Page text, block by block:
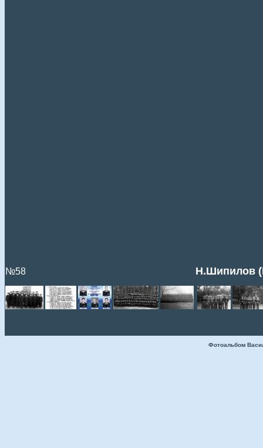
№58 Н.Шипилов
Фотоальбом